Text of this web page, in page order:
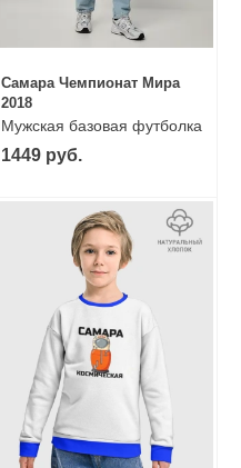
Самара Чемпионат Мира
2018
Мужская базовая футболка
1449 руб.